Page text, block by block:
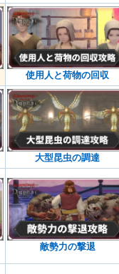
使用人と荷物の回収
大型昆虫の調達
敵勢力の撃退